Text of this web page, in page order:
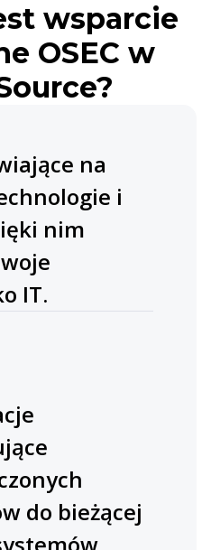
wsparcie
OSEC w
na
i
nim
IT.
do bieżącej